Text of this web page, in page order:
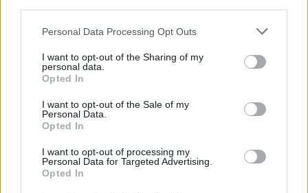
Personal Data Processing Opt Outs
I want to opt-out of the Sharing of my
personal data.
Opted In
I want to opt-out of the Sale of my
Personal Data.
Opted In
I want to opt-out of processing my
Personal Data for Targeted Advertising.
Opted In
būtiniausių priemonių kainos
Verslas 2023-08-16